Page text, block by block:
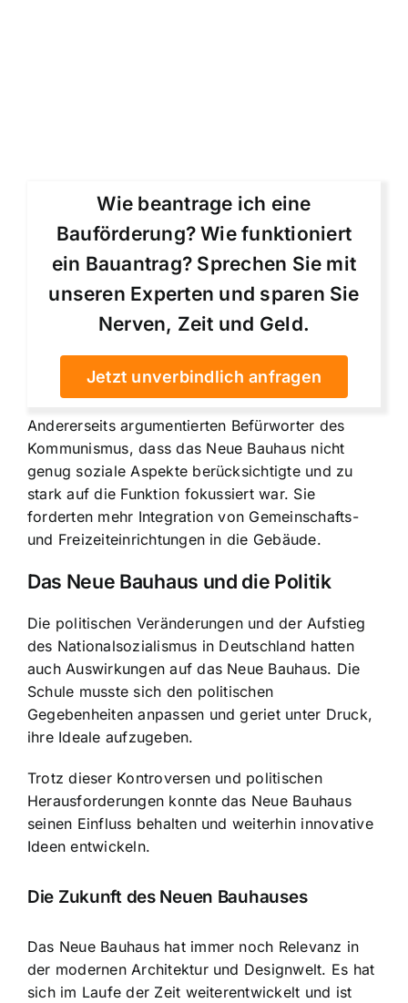
Wie beantrage ich eine
Bauförderung? Wie funktioniert
ein Bauantrag? Sprechen Sie mit
unseren Experten und sparen Sie
Nerven, Zeit und Geld.
Jetzt unverbindlich anfragen
Andererseits argumentierten Befürworter des
Kommunismus, dass das Neue Bauhaus nicht
genug soziale Aspekte berücksichtigte und zu
stark auf die Funktion fokussiert war. Sie
forderten mehr Integration von Gemeinschafts-
und Freizeiteinrichtungen in die Gebäude.
Das Neue Bauhaus und die Politik
Die politischen Veränderungen und der Aufstieg
des Nationalsozialismus in Deutschland hatten
auch Auswirkungen auf das Neue Bauhaus. Die
Schule musste sich den politischen
Gegebenheiten anpassen und geriet unter Druck,
ihre Ideale aufzugeben.
Trotz dieser Kontroversen und politischen
Herausforderungen konnte das Neue Bauhaus
seinen Einfluss behalten und weiterhin innovative
Ideen entwickeln.
Die Zukunft des Neuen Bauhauses
Das Neue Bauhaus hat immer noch Relevanz in
der modernen Architektur und Designwelt. Es hat
sich im Laufe der Zeit weiterentwickelt und ist